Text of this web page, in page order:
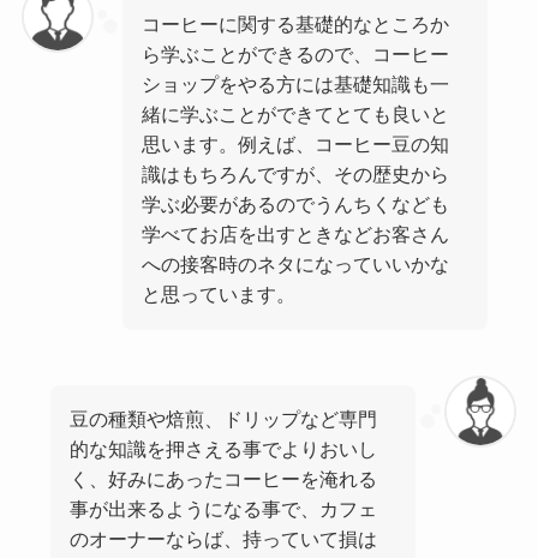
コーヒーに関する基礎的なところか
ら学ぶことができるので、コーヒー
ショップをやる方には基礎知識も一
緒に学ぶことができてとても良いと
思います。例えば、コーヒー豆の知
識はもちろんですが、その歴史から
学ぶ必要があるのでうんちくなども
学べてお店を出すときなどお客さん
への接客時のネタになっていいかな
と思っています。
豆の種類や焙煎、ドリップなど専門
的な知識を押さえる事でよりおいし
く、好みにあったコーヒーを淹れる
事が出来るようになる事で、カフェ
のオーナーならば、持っていて損は